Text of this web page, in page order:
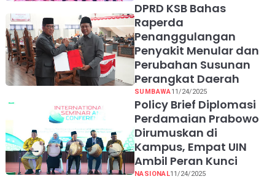
DPRD KSB Bahas
Raperda
Penanggulangan
Penyakit Menular dan
Perubahan Susunan
Perangkat Daerah
SUMBAWA11/24/2025
Policy Brief Diplomasi
Perdamaian Prabowo
Dirumuskan di
Kampus, Empat UIN
Ambil Peran Kunci
NASIONAL11/24/2025